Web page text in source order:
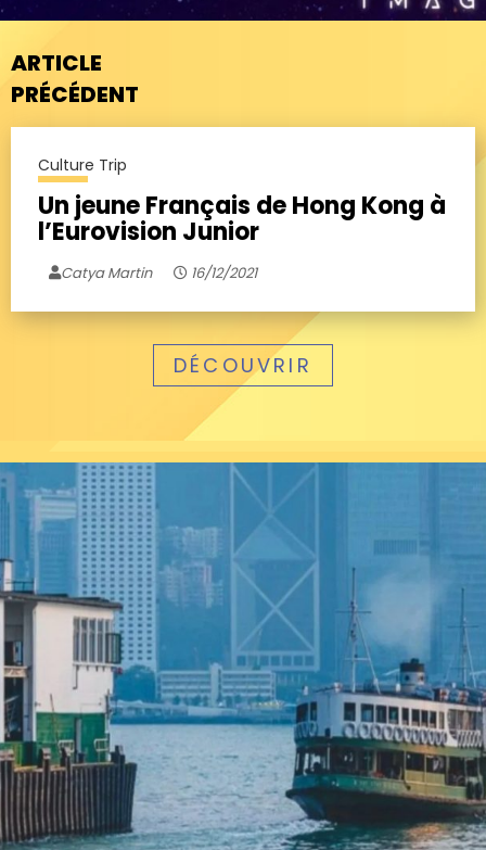
ARTICLE
PRÉCÉDENT
Culture Trip
Un jeune Français de Hong Kong à
l’Eurovision Junior
Catya Martin 16/12/2021
DÉCOUVRIR